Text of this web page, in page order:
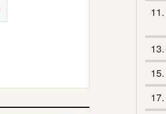
11.
13.
15.
17.